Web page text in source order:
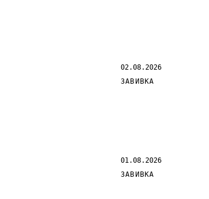
02.08.2026
ЗАВИВКА
01.08.2026
ЗАВИВКА